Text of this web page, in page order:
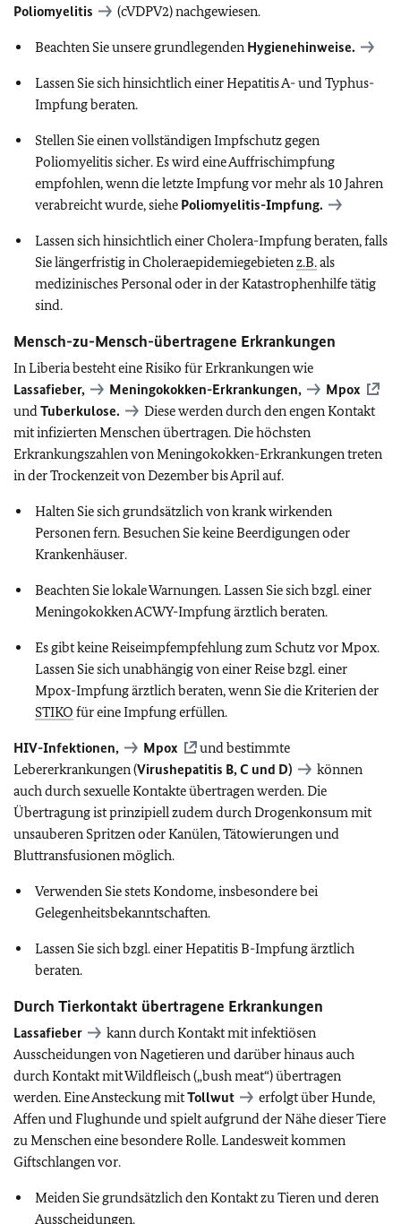
Poliomyelitis
(cVDPV2) nachgewiesen.
Beachten Sie unsere grundlegenden Hygienehinweise.
Lassen Sie sich hinsichtlich einer Hepatitis A- und Typhus-
Impfung beraten.
Stellen Sie einen vollständigen Impfschutz gegen
Poliomyelitis sicher. Es wird eine Auffrischimpfung
empfohlen, wenn die letzte Impfung vor mehr als 10 Jahren
verabreicht wurde,siehe Poliomyelitis-Impfung.
Lassen sich hinsichtlich einer Cholera-Impfung beraten, falls
Sie längerfristig in Choleraepidemiegebietenz.B.als
medizinisches Personal oder in der Katastrophenhilfe tätig
sind.
Mensch-zu-Mensch-übertragene Erkrankungen
In Liberia besteht eine Risiko für Erkrankungen wie
Lassafieber,
Meningokokken-Erkrankungen,
Mpox
undTuberkulose.
Diese werden durch den engen Kontakt
mit infizierten Menschen übertragen. Die höchsten
Erkrankungszahlen von Meningokokken-Erkrankungen treten
in der Trockenzeit von Dezember bis April auf.
Halten Sie sich grundsätzlich von krank wirkenden
Personen fern. Besuchen Sie keine Beerdigungen oder
Krankenhäuser.
Beachten Sie lokale Warnungen. Lassen Sie sich bzgl. einer
Meningokokken ACWY-Impfung ärztlich beraten.
Es gibt keine Reiseimpfempfehlung zum Schutz vorMpox.
Lassen Sie sich unabhängig von einer Reise bzgl. einer
Mpox-Impfung ärztlich beraten, wenn Sie die Kriterien der
STIKO für eine Impfung erfüllen.
HIV-Infektionen, Mpox
und bestimmte
Lebererkrankungen (Virushepatitis B, C und D)
können
auch durch sexuelle Kontakte übertragen werden. Die
Übertragung ist prinzipiell zudem durch Drogenkonsum mit
unsauberen Spritzen oder Kanülen, Tätowierungen und
Bluttransfusionen möglich.
Verwenden Sie stets Kondome, insbesondere bei
Gelegenheitsbekanntschaften.
Lassen Sie sich bzgl. einer Hepatitis B-Impfung ärztlich
beraten.
Durch Tierkontakt übertragene Erkrankungen
Lassafieber
kann durch Kontakt mit infektiösen
Ausscheidungen von Nagetieren und darüber hinaus auch
durch Kontakt mit Wildfleisch („bush meat“) übertragen
werden. Eine Ansteckung mitTollwut
erfolgt über Hunde,
Affen und Flughunde und spielt aufgrund der Nähe dieser Tiere
zu Menschen eine besondere Rolle. Landesweit kommen
Giftschlangen vor.
Meiden Sie grundsätzlich den Kontakt zu Tieren und deren
Ausscheidungen.